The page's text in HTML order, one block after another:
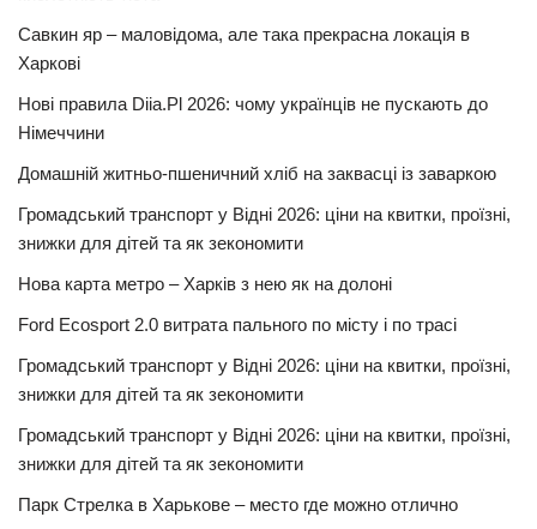
Савкин яр – маловідома, але така прекрасна локація в
Харкові
Нові правила Diia.Pl 2026: чому українців не пускають до
Німеччини
Домашній житньо-пшеничний хліб на заквасці із заваркою
Громадський транспорт у Відні 2026: ціни на квитки, проїзні,
знижки для дітей та як зекономити
Нова карта метро – Харків з нею як на долоні
Ford Ecosport 2.0 витрата пального по місту і по трасі
Громадський транспорт у Відні 2026: ціни на квитки, проїзні,
знижки для дітей та як зекономити
Громадський транспорт у Відні 2026: ціни на квитки, проїзні,
знижки для дітей та як зекономити
Парк Стрелка в Харькове – место где можно отлично